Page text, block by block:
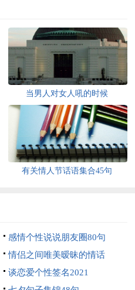
当男人对女人吼的时候
有关情人节话语集合45句
感情个性说说朋友圈80句
情侣之间唯美暧昧的情话
谈恋爱个性签名2021